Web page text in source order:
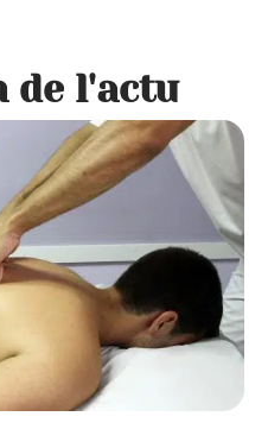
de l'actu